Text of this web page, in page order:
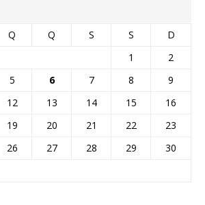
Q Q S S
D
1
2
5 6 7 8
9
12 13 14 15
16
19 20 21 22
23
26 27 28 29
30